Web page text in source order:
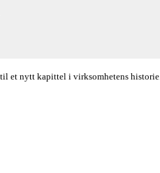
et nytt kapittel i virksomhetens historie.